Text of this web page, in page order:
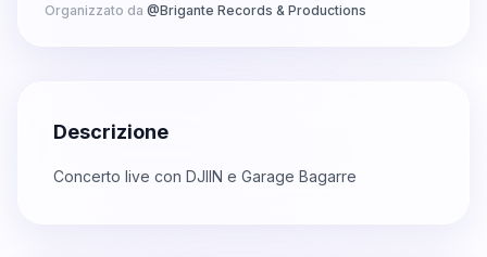
Organizzato da @Brigante Records & Productions
Descrizione
Concerto live con DJIIN e Garage Bagarre